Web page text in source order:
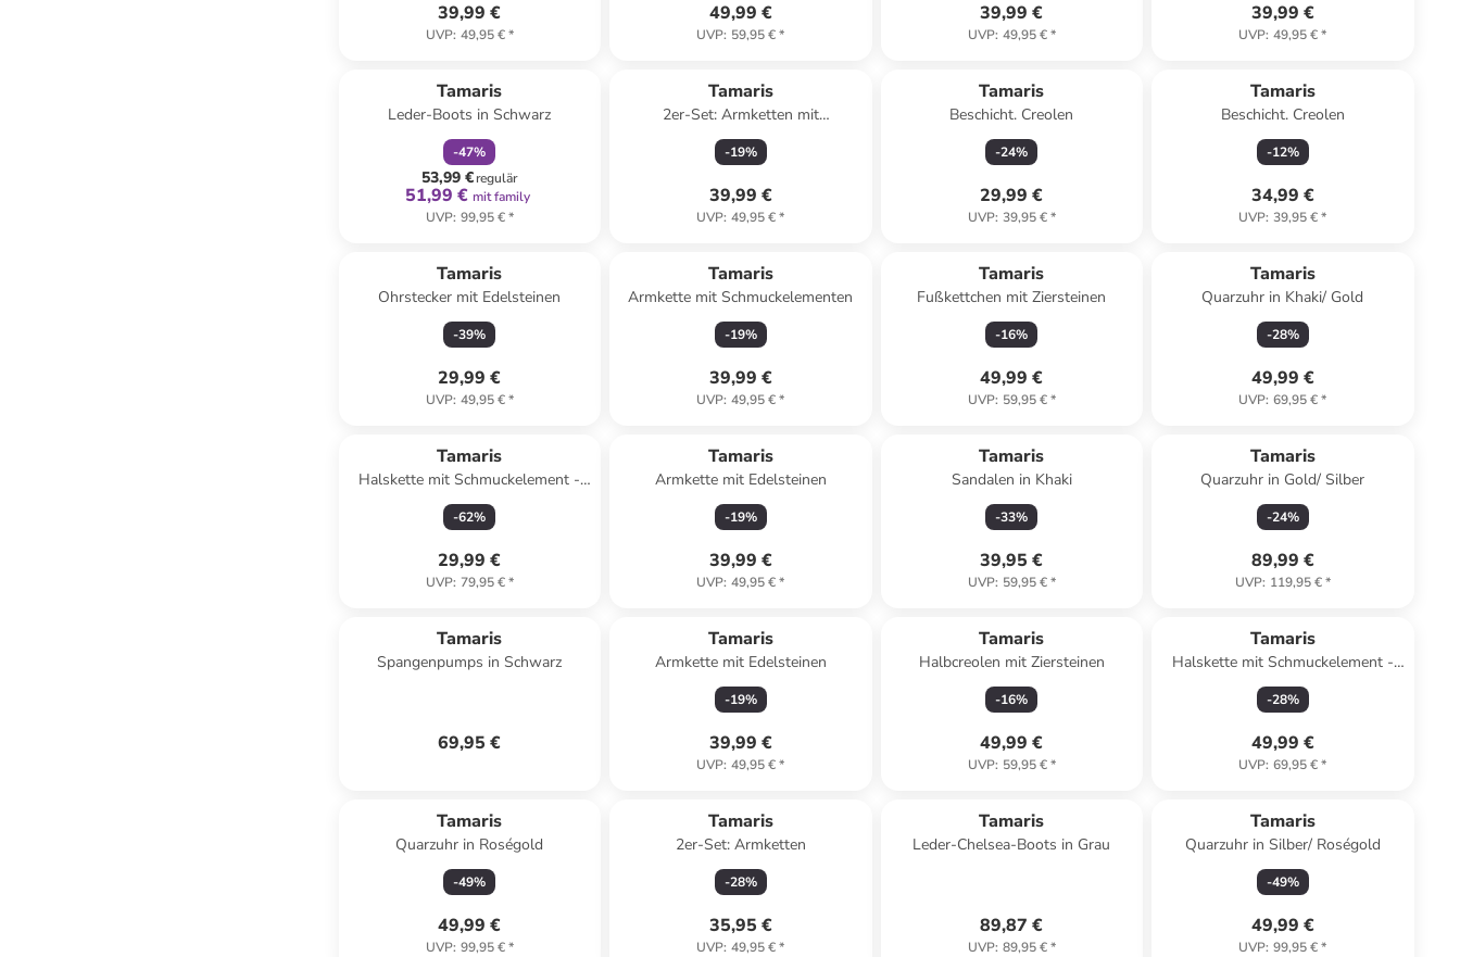
39,99 €
UVP: 49,95 €*
49,99 €
UVP: 59,95 €*
39,99 €
UVP: 49,95 €*
39,99 €
UVP: 49,95 €*
Tamaris
Leder-Boots in Schwarz
-47%
53,99 €regulär
51,99 € mit family
UVP: 99,95 €*
Tamaris
2er-Set: Armketten mit
Schmuckelementen
-19%
39,99 €
UVP: 49,95 €*
Tamaris
Beschicht. Creolen
-24%
29,99 €
UVP: 39,95 €*
Tamaris
Beschicht. Creolen
-12%
34,99 €
UVP: 39,95 €*
Tamaris
Ohrstecker mit Edelsteinen
-39%
29,99 €
UVP: 49,95 €*
Tamaris
Armkette mit Schmuckelementen
-19%
39,99 €
UVP: 49,95 €*
Tamaris
Fußkettchen mit Ziersteinen
-16%
49,99 €
UVP: 59,95 €*
Tamaris
Quarzuhr in Khaki/ Gold
-28%
49,99 €
UVP: 69,95 €*
Tamaris
Halskette mit Schmuckelement -
(L)71 cm
-62%
29,99 €
UVP: 79,95 €*
Tamaris
Armkette mit Edelsteinen
-19%
39,99 €
UVP: 49,95 €*
Tamaris
Sandalen in Khaki
-33%
39,95 €
UVP: 59,95 €*
Tamaris
Quarzuhr in Gold/ Silber
-24%
89,99 €
UVP: 119,95 €*
Tamaris
Spangenpumps in Schwarz
69,95 €
Tamaris
Armkette mit Edelsteinen
-19%
39,99 €
UVP: 49,95 €*
Tamaris
Halbcreolen mit Ziersteinen
-16%
49,99 €
UVP: 59,95 €*
Tamaris
Halskette mit Schmuckelement -
(L)45 cm
-28%
49,99 €
UVP: 69,95 €*
Tamaris
Quarzuhr in Roségold
-49%
49,99 €
UVP: 99,95 €*
Tamaris
2er-Set: Armketten
-28%
35,95 €
UVP: 49,95 €*
Tamaris
Leder-Chelsea-Boots in Grau
89,87 €
UVP: 89,95 €*
Tamaris
Quarzuhr in Silber/ Roségold
-49%
49,99 €
UVP: 99,95 €*